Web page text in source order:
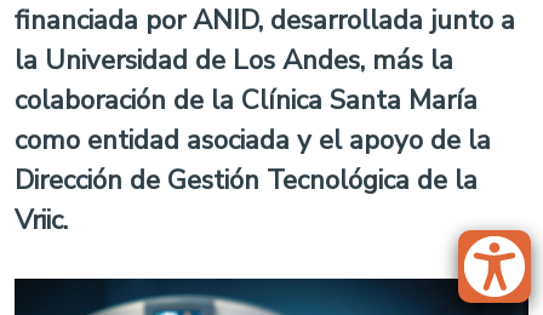
financiada por ANID, desarrollada junto a
la Universidad de Los Andes, más la
colaboración de la Clínica Santa María
como entidad asociada y el apoyo de la
Dirección de Gestión Tecnológica de la
Vriic.